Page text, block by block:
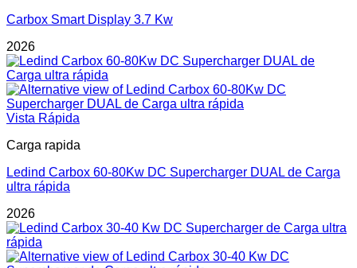
Carbox Smart Display 3.7 Kw
2026
Vista Rápida
Carga rapida
Ledind Carbox 60-80Kw DC Supercharger DUAL de Carga
ultra rápida
2026